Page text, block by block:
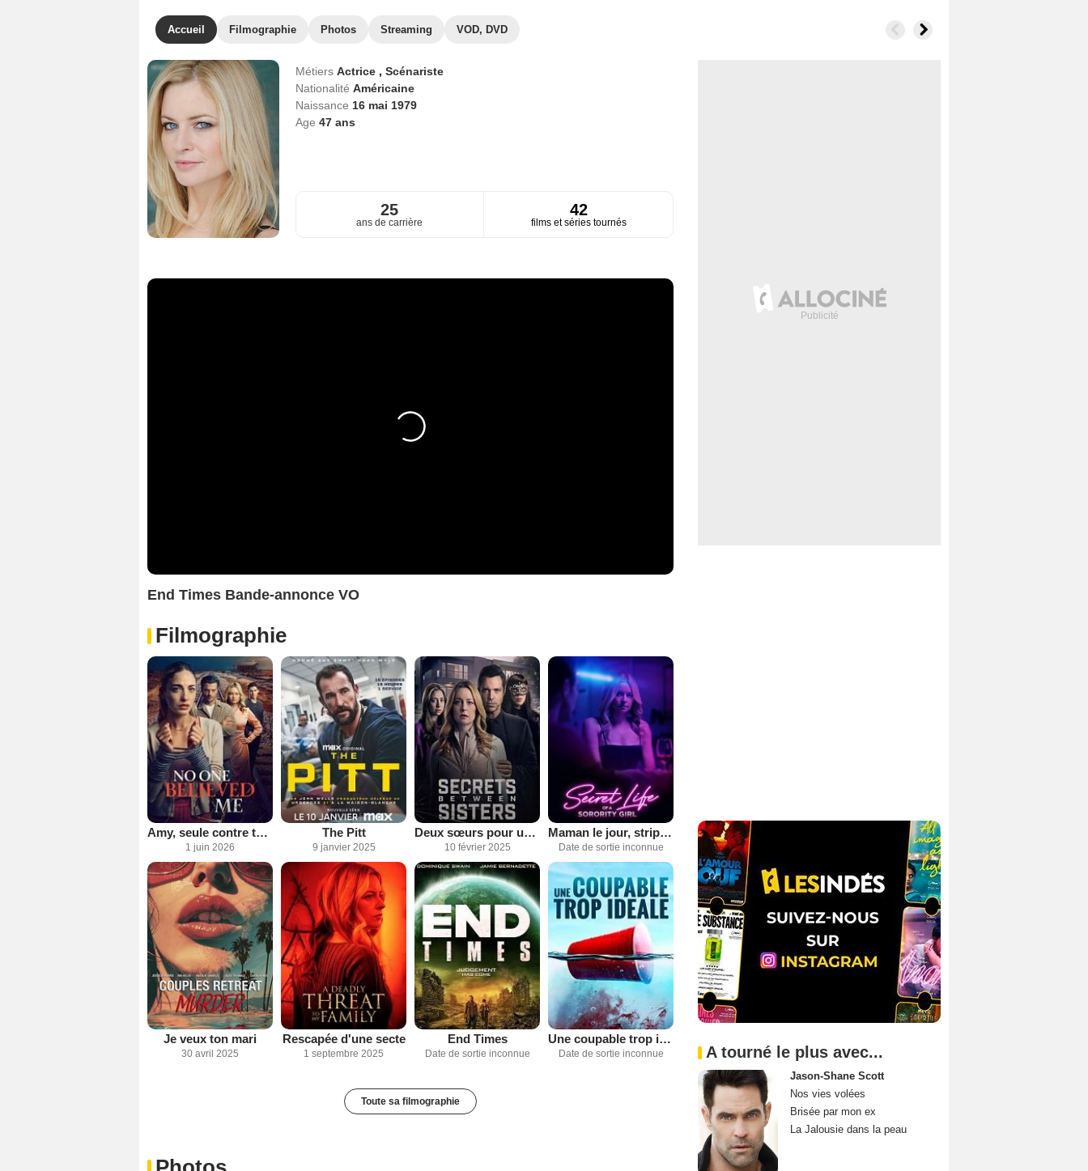
Accueil Filmographie Photos Streaming VOD, DVD
Métiers Actrice , Scénariste
Nationalité Américaine
Naissance 16 mai 1979
Age 47ans
25
ans de carrière
42
films et séries tournés
End Times Bande-annonce VO
Filmographie
Amy, seule contre tous
1 juin 2026
The Pitt
9 janvier 2025
Deux sœurs pour un mensonge
10 février 2025
Maman le jour, strip-teaseuse la nuit
Date de sortie inconnue
Je veux ton mari
30 avril 2025
Rescapée d'une secte
1 septembre 2025
End Times
Date de sortie inconnue
Une coupable trop idéale
Date de sortie inconnue
Toute sa filmographie
A tourné le plus avec...
Jason-Shane Scott
Nos vies volées
Brisée par mon ex
La Jalousie dans la peau